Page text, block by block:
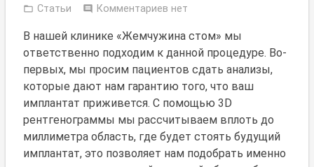
Статьи Комментариев нет
В нашей клинике «Жемчужина стом» мы
ответственно подходим к данной процедуре. Во-
первых, мы просим пациентов сдать анализы,
которые дают нам гарантию того, что ваш
имплантат приживется. С помощью 3D
рентгенограммы мы рассчитываем вплоть до
миллиметра область, где будет стоять будущий
имплантат, это позволяет нам подобрать именно